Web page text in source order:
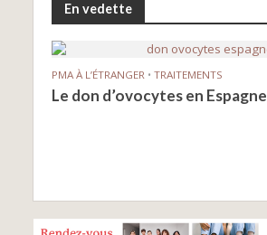
En vedette
PMA À L’ÉTRANGER • TRAITEMENTS
Le don d’ovocytes en Espagne